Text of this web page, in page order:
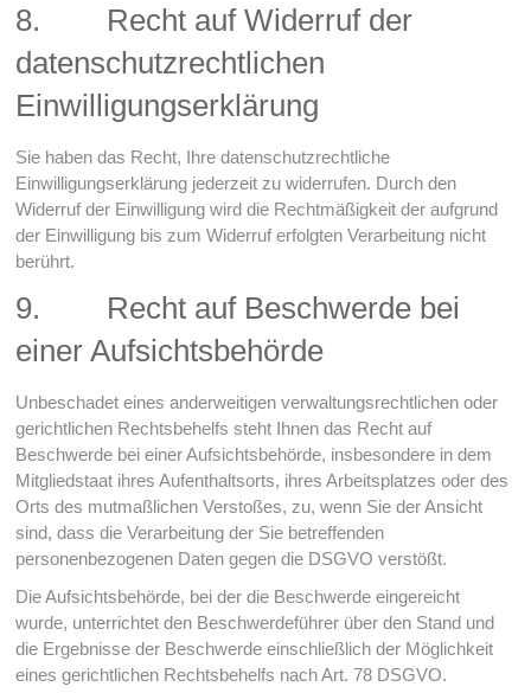
8. Recht auf Widerruf der
datenschutzrechtlichen
Einwilligungserklärung
Sie haben das Recht, Ihre datenschutzrechtliche
Einwilligungserklärung jederzeit zu widerrufen. Durch den
Widerruf der Einwilligung wird die Rechtmäßigkeit der aufgrund
der Einwilligung bis zum Widerruf erfolgten Verarbeitung nicht
berührt.
9. Recht auf Beschwerde bei
einer Aufsichtsbehörde
Unbeschadet eines anderweitigen verwaltungsrechtlichen oder
gerichtlichen Rechtsbehelfs steht Ihnen das Recht auf
Beschwerde bei einer Aufsichtsbehörde, insbesondere in dem
Mitgliedstaat ihres Aufenthaltsorts, ihres Arbeitsplatzes oder des
Orts des mutmaßlichen Verstoßes, zu, wenn Sie der Ansicht
sind, dass die Verarbeitung der Sie betreffenden
personenbezogenen Daten gegen die DSGVO verstößt.
Die Aufsichtsbehörde, bei der die Beschwerde eingereicht
wurde, unterrichtet den Beschwerdeführer über den Stand und
die Ergebnisse der Beschwerde einschließlich der Möglichkeit
eines gerichtlichen Rechtsbehelfs nach Art. 78 DSGVO.